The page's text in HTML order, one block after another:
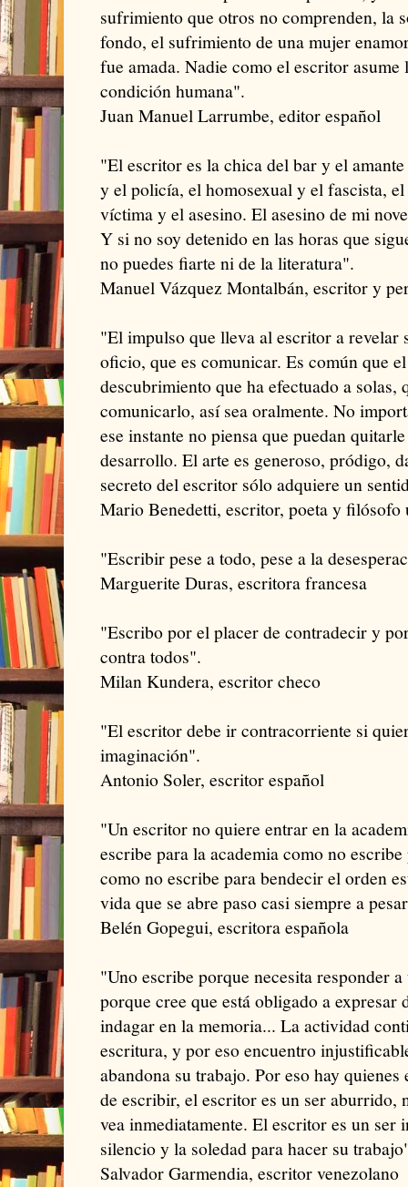
sufrimiento que otros no comprenden, la
fondo, el sufrimiento de una mujer
fue amada. Nadie como el escritor
condición humana".
Juan Manuel Larrumbe, editor español
"El escritor es la chica del bar y el
y el policía, el homosexual y el fascista,
víctima y el asesino. El asesino de mi
Y si no soy detenido en las horas que
no puedes fiarte ni de la literatura".
Manuel Vázquez Montalbán, escritor y
"El impulso que lleva al escritor a revelar
oficio, que es comunicar. Es común que
descubrimiento que ha efectuado a solas,
comunicarlo, así sea oralmente. No
ese instante no piensa que puedan
desarrollo. El arte es generoso, pródigo,
secreto del escritor sólo adquiere un
Mario Benedetti, escritor, poeta y filósofo
"Escribir pese a todo, pese a la
Marguerite Duras, escritora francesa
"Escribo por el placer de contradecir y
contra todos".
Milan Kundera, escritor checo
"El escritor debe ir contracorriente si
imaginación".
Antonio Soler, escritor español
"Un escritor no quiere entrar en la
escribe para la academia como no
como no escribe para bendecir el orden
vida que se abre paso casi siempre a
Belén Gopegui, escritora española
"Uno escribe porque necesita responder
porque cree que está obligado a expresar
indagar en la memoria... La actividad
escritura, y por eso encuentro
abandona su trabajo. Por eso hay
de escribir, el escritor es un ser aburrido,
vea inmediatamente. El escritor es un ser
silencio y la soledad para hacer su
Salvador Garmendia, escritor venezolano